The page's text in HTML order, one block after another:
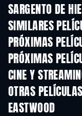
SARGENTO DE
SIMILARES
PRÓXIMAS
PRÓXIMAS
CINE Y
OTRAS
EASTWOOD